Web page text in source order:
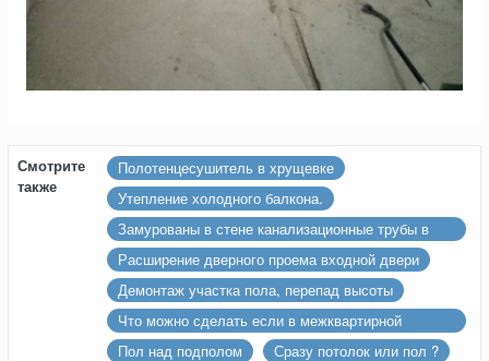
Смотрите
также
Полотенцесушитель в хрущевке
Утепление холодного балкона.
Замурованы в стене канализационные трубы в
хрущевке
Расширение дверного проема входной двери
Демонтаж участка пола, перепад высоты
Что можно сделать если в межквартирной
перегородке обнаружился кусок дерева?
Пол над подполом Сразу потолок или пол ?